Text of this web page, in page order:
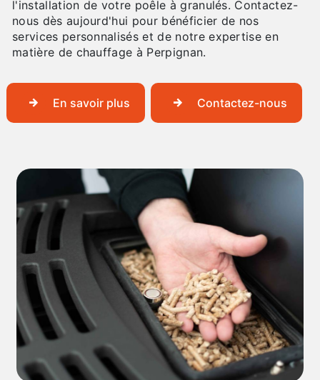
l'installation de votre poêle à granulés. Contactez-
nous dès aujourd'hui pour bénéficier de nos
services personnalisés et de notre expertise en
matière de chauffage à Perpignan.
En savoir plus Contactez-nous